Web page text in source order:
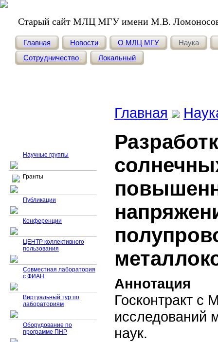
Старый сайт МЛЦ МГУ имени М.В.
Главная Новости О МЛЦ МГУ
Наука
Сотрудничество
Локальный
Научные группы
Гранты
Публикации
Конференции
ЦЕНТР коллективного
пользования
Совместная лаборатория
с ФИАН
Виртуальный тур по
лабораториям
Оборудование по
программе ПНР
Главная
Аннотация
Госконтракт с
исследований
наук.